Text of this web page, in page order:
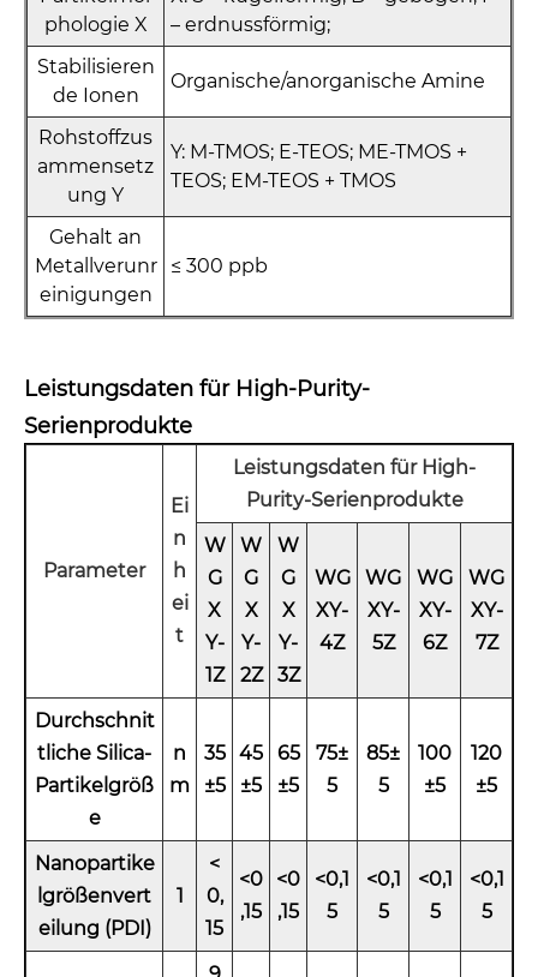
phologie X
– erdnussförmig;
Stabilisieren
de Ionen
Organische/anorganische Amine
Rohstoffzus
ammensetz
ung Y
Y: M-TMOS; E-TEOS; ME-TMOS +
TEOS; EM-TEOS + TMOS
Gehalt an
Metallverunr
einigungen
≤ 300 ppb
Leistungsdaten für High-Purity-
Serienprodukte
Parameter
Ei
n
h
ei
t
Leistungsdaten für High-
Purity-Serienprodukte
W
G
X
Y-
1Z
W
G
X
Y-
2Z
W
G
X
Y-
3Z
WG
XY-
4Z
WG
XY-
5Z
WG
XY-
6Z
WG
XY-
7Z
Durchschnit
tliche Silica-
Partikelgröß
e
n
m
35
±5
45
±5
65
±5
75±
5
85±
5
100
±5
120
±5
Nanopartike
lgrößenvert
eilung (PDI)
1
<
0,
15
<0
,15
<0
,15
<0,1
5
<0,1
5
<0,1
5
<0,1
5